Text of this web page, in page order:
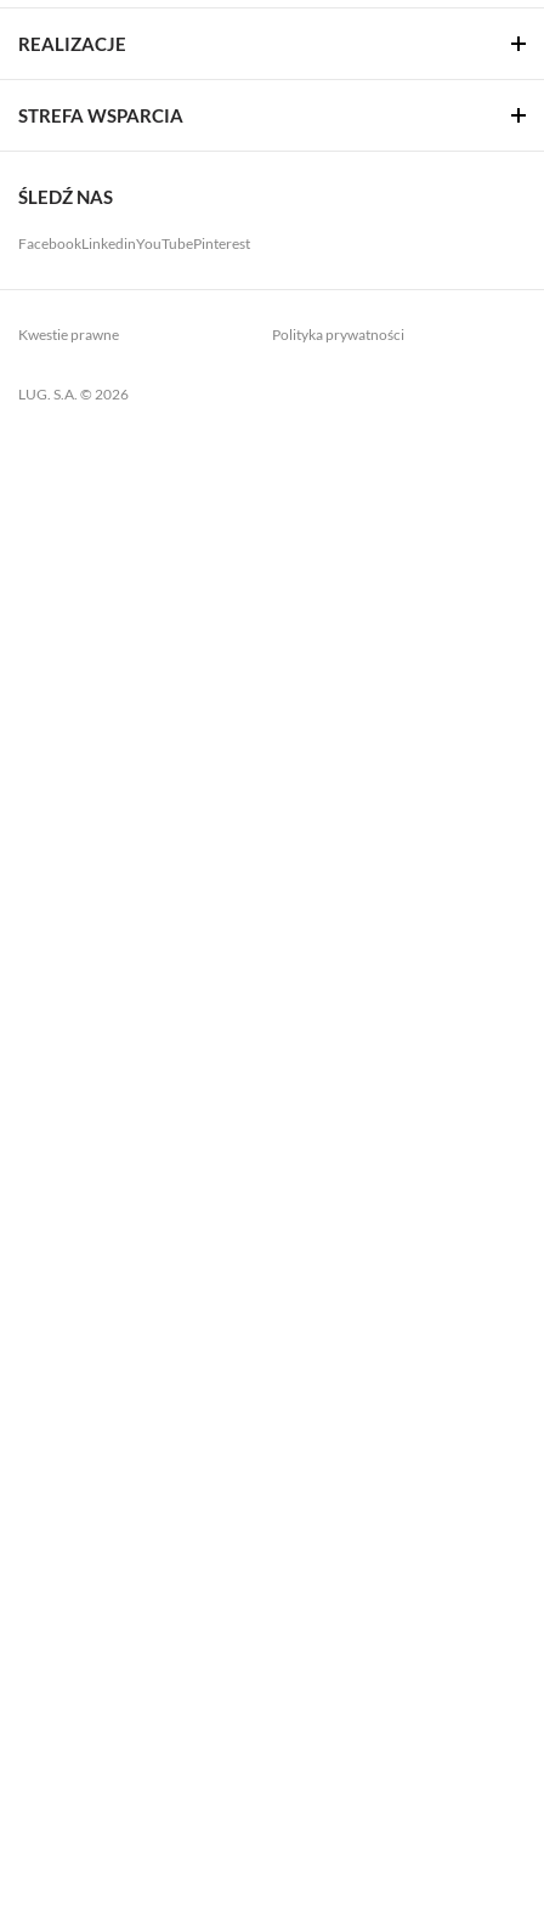
REALIZACJE
STREFA WSPARCIA
ŚLEDŹ NAS
FacebookLinkedinYouTubePinterest
LUG. S.A. © 2026
Kwestie prawne Polityka prywatności